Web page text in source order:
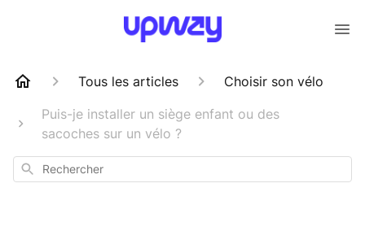
Tous les articles
Choisir son vélo
Puis-je installer un siège enfant ou des
sacoches sur un vélo ?
Rechercher